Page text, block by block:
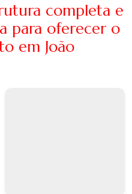
completa e
para oferecer o
em João